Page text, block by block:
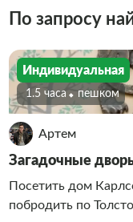
По запросу
Индивидуальная
1.5 часа Пешком
Артем
Загадочные
Посетить дом
побродить по